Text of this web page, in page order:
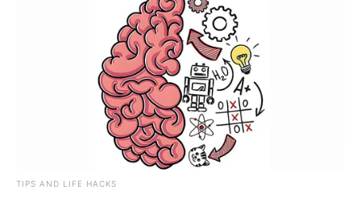
TIPS AND LIFE HACKS